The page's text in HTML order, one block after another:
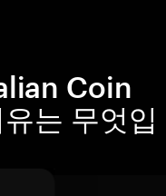
Coin
는 무엇입